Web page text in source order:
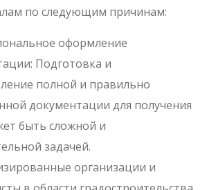
по следующим причинам:
оформление
Подготовка и
полной и правильно
документации для получения
быть сложной и
задачей.
организации и